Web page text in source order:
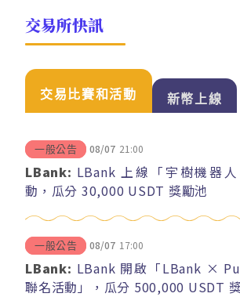
交易所快訊
交易比賽和活動 新幣上線
一般公告 08/07 21:00
LBank: LBank 上線「宇樹機器
動，瓜分 30,000 USDT 獎勵池
一般公告 08/07 17:00
LBank: LBank 開啟「LBank ×
聯名活動」，瓜分 500,000 USDT